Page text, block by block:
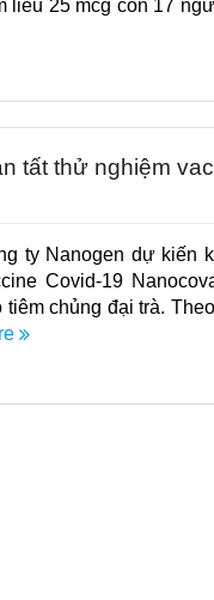
liều 25 mcg còn 17
tất thử nghiệm
ty Nanogen dự kiến
Covid-19
tiêm chủng đại trà.